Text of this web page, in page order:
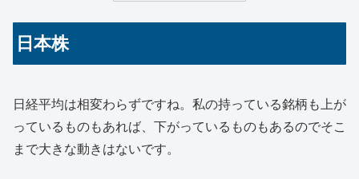
日本株
日経平均は相変わらずですね。私の持っている銘柄も上が
っているものもあれば、下がっているものもあるのでそこ
まで大きな動きはないです。